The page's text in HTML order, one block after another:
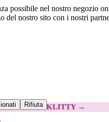
possibile nel nostro negozio
nostro sito con i nostri
Rifiuta
Codice: KLITTY →